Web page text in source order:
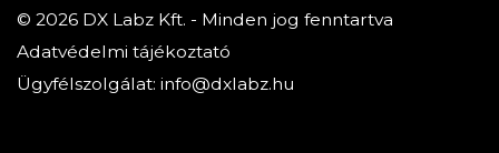
© 2026 DX Labz Kft. - Minden jog fenntartva
Adatvédelmi tájékoztató
Ügyfélszolgálat: info@dxlabz.hu